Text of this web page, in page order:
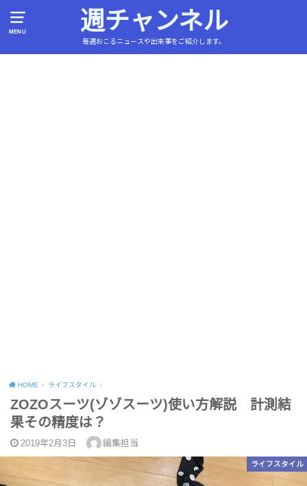
MENU 週チャンネル
毎週おこるニュースや出来事をご紹介します。
HOME ライフスタイル
ZOZOスーツ(ゾゾスーツ)使い方解説 計測結
果その精度は？
2019年2月3日 編集担当
ライフスタイル